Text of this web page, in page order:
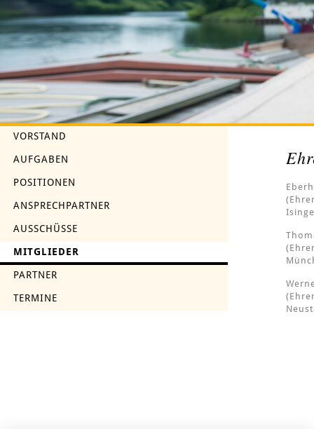
VORSTAND
AUFGABEN
POSITIONEN
ANSPRECHPARTNER
AUSSCHÜSSE
MITGLIEDER
PARTNER
TERMINE